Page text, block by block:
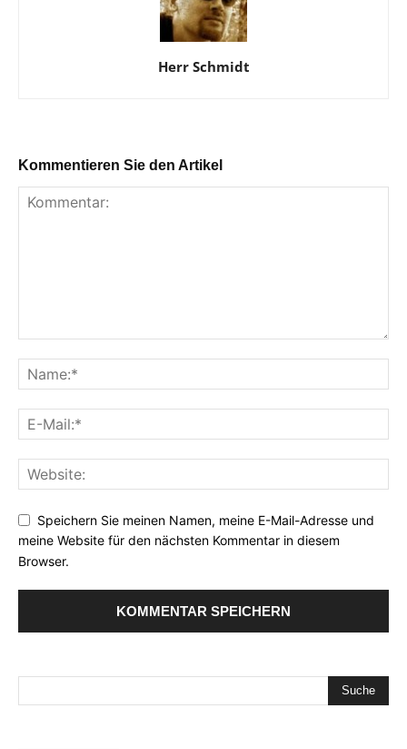
Herr Schmidt
Kommentieren Sie den Artikel
Speichern Sie meinen Namen, meine E-Mail-Adresse und
meine Website für den nächsten Kommentar in diesem
Browser.